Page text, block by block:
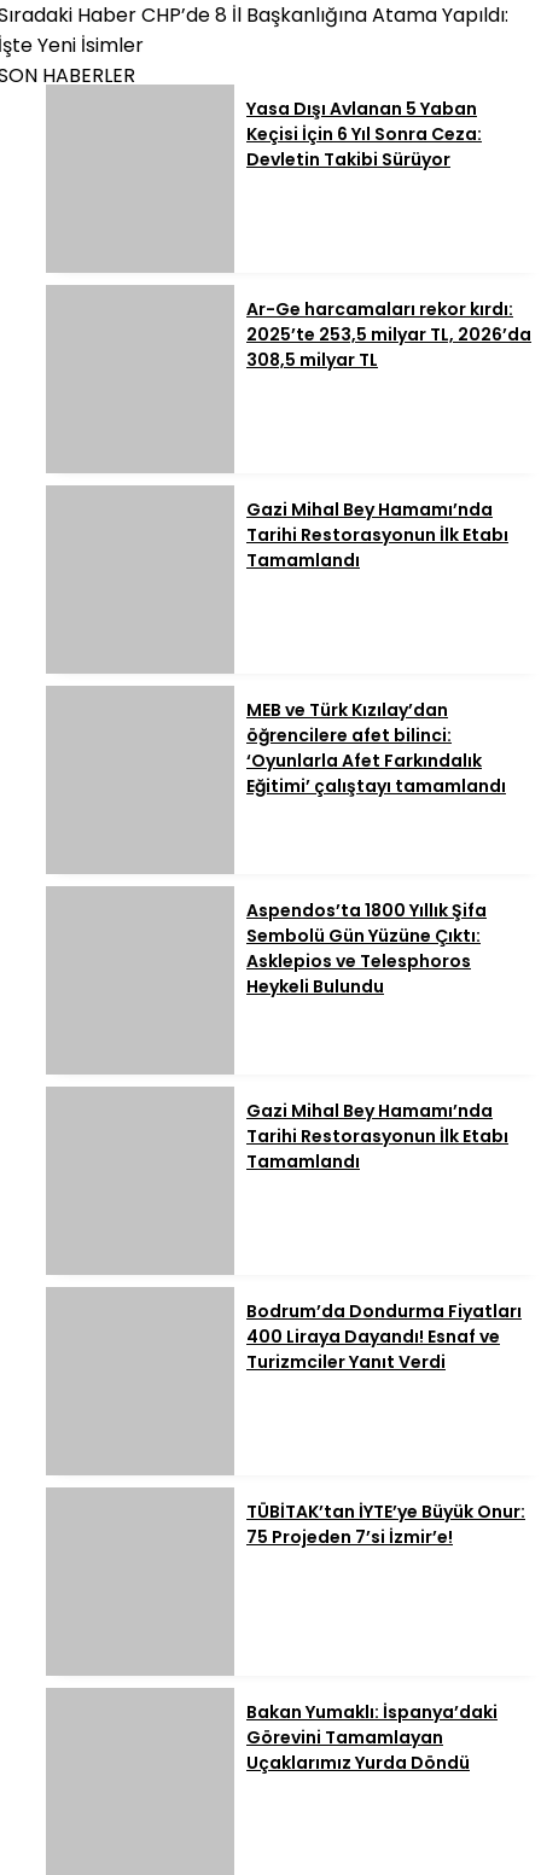
HaberCHP’de 8 İl Başkanlığına Atama Yapıldı:
Yeni İsimler
HABERLER
Yasa Dışı Avlanan 5 Yaban
Keçisi İçin 6 Yıl Sonra Ceza:
Devletin Takibi Sürüyor
Ar-Ge harcamaları rekor kırdı:
2025’te 253,5 milyar TL, 2026’da
308,5 milyar TL
Gazi Mihal Bey Hamamı’nda
Tarihi Restorasyonun İlk Etabı
Tamamlandı
MEB ve Türk Kızılay’dan
öğrencilere afet bilinci:
‘Oyunlarla Afet Farkındalık
Eğitimi’ çalıştayı tamamlandı
Aspendos’ta 1800 Yıllık Şifa
Sembolü Gün Yüzüne Çıktı:
Asklepios ve Telesphoros
Heykeli Bulundu
Gazi Mihal Bey Hamamı’nda
Tarihi Restorasyonun İlk Etabı
Tamamlandı
Bodrum’da Dondurma Fiyatları
400 Liraya Dayandı! Esnaf ve
Turizmciler Yanıt Verdi
TÜBİTAK’tan İYTE’ye Büyük Onur:
75 Projeden 7’si İzmir’e!
Bakan Yumaklı: İspanya’daki
Görevini Tamamlayan
Uçaklarımız Yurda Döndü